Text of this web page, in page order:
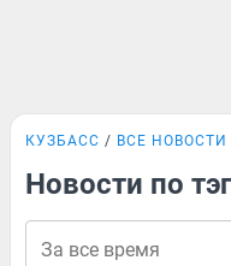
КУЗБАСС ВСЕ НОВОСТИ
Новости по